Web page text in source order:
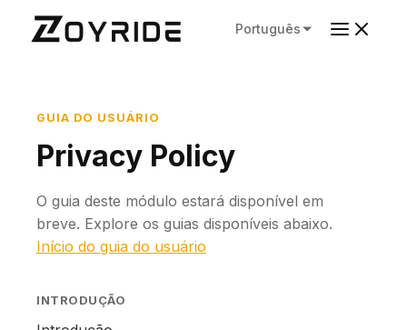
Português
GUIA DO USUÁRIO
Privacy Policy
O guia deste módulo estará disponível em
breve. Explore os guias disponíveis abaixo.
Início do guia do usuário
INTRODUÇÃO